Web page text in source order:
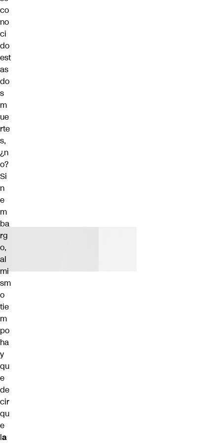
co
no
ci
do
est
as
do
s
m
ue
rte
s,
¿n
o?
Si
n
e
m
ba
rg
o,
al
mi
sm
o
tie
m
po
ha
y
qu
e
de
cir
qu
e
la